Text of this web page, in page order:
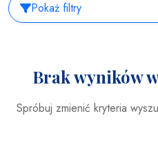
Pokaż filtry
Brak wyników
Spróbuj zmienić kryteria